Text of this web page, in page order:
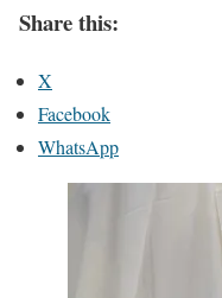
Share this:
X
Facebook
WhatsApp